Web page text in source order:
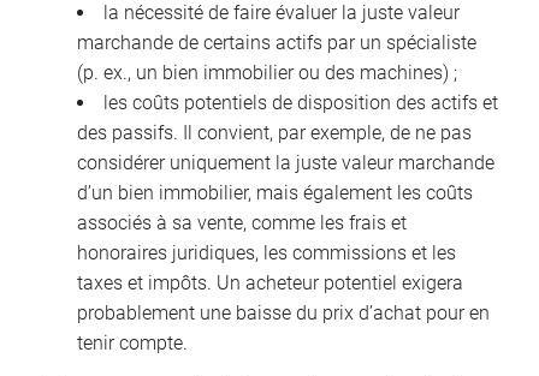
la nécessité de faire évaluer la juste valeur
marchande de certains actifs par un spécialiste
(p. ex., un bien immobilier ou des machines) ;
les coûts potentiels de disposition des actifs et
des passifs. Il convient, par exemple, de ne pas
considérer uniquement la juste valeur marchande
d’un bien immobilier, mais également les coûts
associés à sa vente, comme les frais et
honoraires juridiques, les commissions et les
taxes et impôts. Un acheteur potentiel exigera
probablement une baisse du prix d’achat pour en
tenir compte.